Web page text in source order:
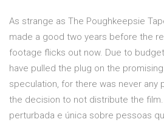
As strange as The Poughkeepsie
made a good two years before the
footage flicks out now. Due to
have pulled the plug on the
speculation, for there was never any
the decision to not distribute the
perturbada e única sobre pessoas